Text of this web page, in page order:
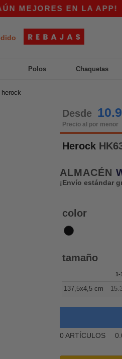
EN LA APP!|
Polos Chaquetas
herock
Desde
Precio al por menor
Herock
ALMACÉN
¡Envío estándar
color
tamaño
1-
137,5x4,5 cm
0 ARTÍCULOS